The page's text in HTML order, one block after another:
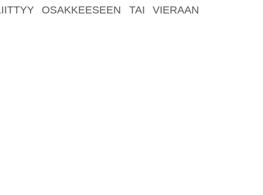
OSAKKEESEEN TAI VIERAAN